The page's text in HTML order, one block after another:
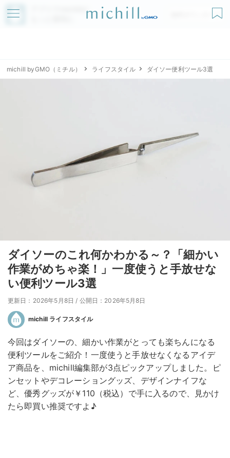
アプリでmichillが
無料ダウンロード
michill byGMO（ミチル） ライフスタイル ダイソー便利ツール3選
ダイソーのこれ何かわかる～？「細かい
作業がめちゃ楽！」一度使うと手放せな
い便利ツール3選
更新日：2026年5月8日 / 公開日：2026年5月8日
michill ライフスタイル
今回はダイソーの、細かい作業がとっても楽ちんになる
便利ツールをご紹介！一度使うと手放せなくなるアイデ
ア商品を、michill編集部が3点ピックアップしました。ピ
ンセットやデコレーショングッズ、デザインナイフな
ど、優秀グッズが￥110（税込）で手に入るので、見かけ
たら即買い推奨ですよ♪